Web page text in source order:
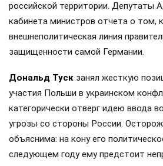
российской территории. Депутаты
кабинета министров отчета о том,
внешнеполитическая линия
защищенности самой Германии.
Дональд Туск занял жесткую
участия Польши в украинском
категорически отверг идею ввода
угрозы со стороны России.
объяснима: на кону его
следующем году ему предстоит